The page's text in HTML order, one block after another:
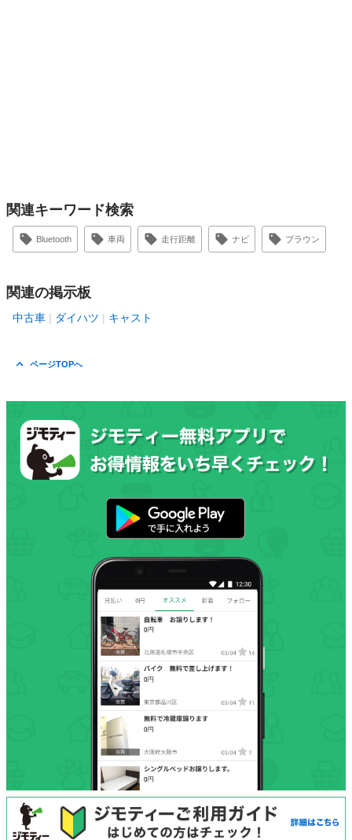
関連キーワード検索
Bluetooth 車両 走行距離 ナビ ブラウン
関連の掲示板
中古車 ダイハツ キャスト
ページTOPへ